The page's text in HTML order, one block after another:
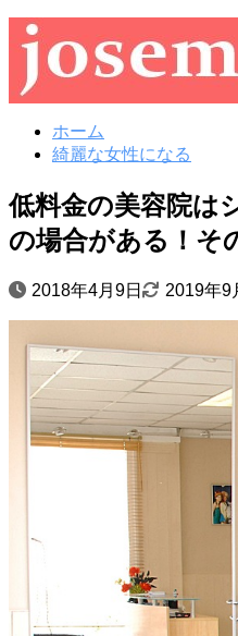
ホーム
綺麗な女性になる
低料金の美容院は
の場合がある！そ
2018年4月9日 2019年9